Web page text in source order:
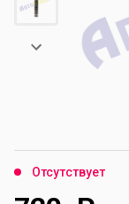
Отсутствует